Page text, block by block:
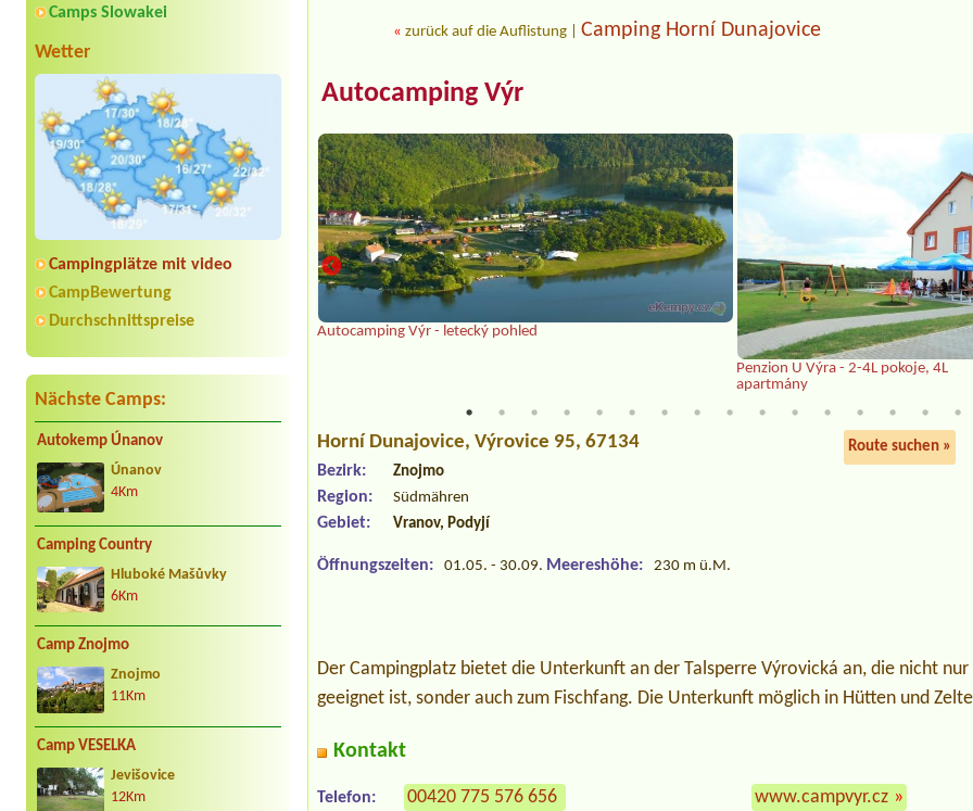
Camps Slowakei
Wetter
Campingplätze mit video
CampBewertung
Durchschnittspreise
Nächste Camps:
Autokemp Únanov
Únanov
4Km
Camping Country
Hluboké Mašůvky
6Km
Camp Znojmo
Znojmo
11Km
Camp VESELKA
Jevišovice
12Km
«zurück auf die Auflistung |Camping Horní Dunajovice
Autocamping Výr
Autocamping Výr - letecký pohled
Penzion U Výra - 2-4L pokoje, 4L
apartmány
Horní Dunajovice, Výrovice 95, 67134 Route suchen »
Bezirk: Znojmo
Region: Südmähren
Gebiet: Vranov, Podyjí
Öffnungszeiten: 01.05. - 30.09. Meereshöhe: 230 m ü.M.
Der Campingplatz bietet die Unterkunft an der Talsperre Výrovická an, die nicht
geeignet ist, sonder auch zum Fischfang. Die Unterkunft möglich in Hütten und
Kontakt
Telefon: 00420 775 576 656 www.campvyr.cz »